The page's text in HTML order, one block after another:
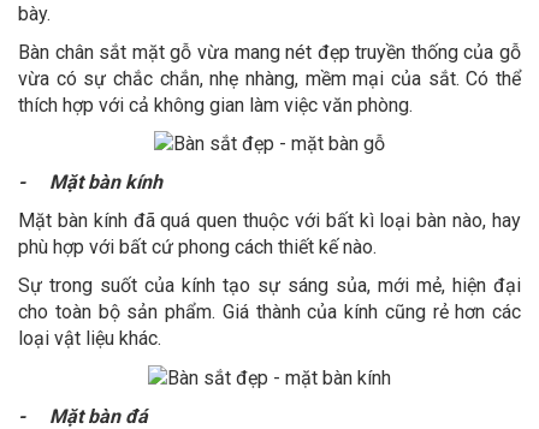
bày.
Bàn chân sắt mặt gỗ vừa mang nét đẹp truyền thống của gỗ
vừa có sự chắc chắn, nhẹ nhàng, mềm mại của sắt. Có thể
thích hợp với cả không gian làm việc văn phòng.
- Mặt bàn kính
Mặt bàn kính đã quá quen thuộc với bất kì loại bàn nào, hay
phù hợp với bất cứ phong cách thiết kế nào.
Sự trong suốt của kính tạo sự sáng sủa, mới mẻ, hiện đại
cho toàn bộ sản phẩm. Giá thành của kính cũng rẻ hơn các
loại vật liệu khác.
- Mặt bàn đá